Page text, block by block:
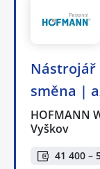
Nástrojář
směna |
HOFMANN
Vyškov
41 400 –